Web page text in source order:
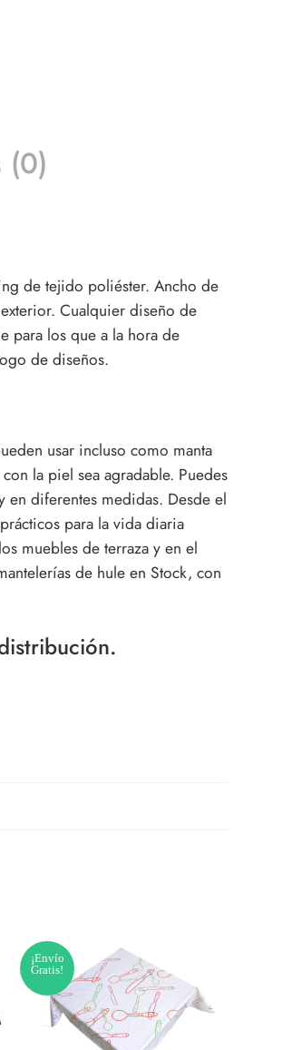
(0)
de tejido poliéster. Ancho de
Cualquier diseño de
para los que a la hora de
de diseños.
usar incluso como manta
la piel sea agradable. Puedes
en diferentes medidas. Desde el
para la vida diaria
muebles de terraza y en el
de hule en Stock, con
¡Envío
Gratis!